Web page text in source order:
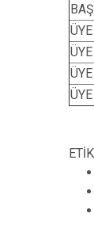
ÜYE
ÜYE
ÜYE
ÜYE